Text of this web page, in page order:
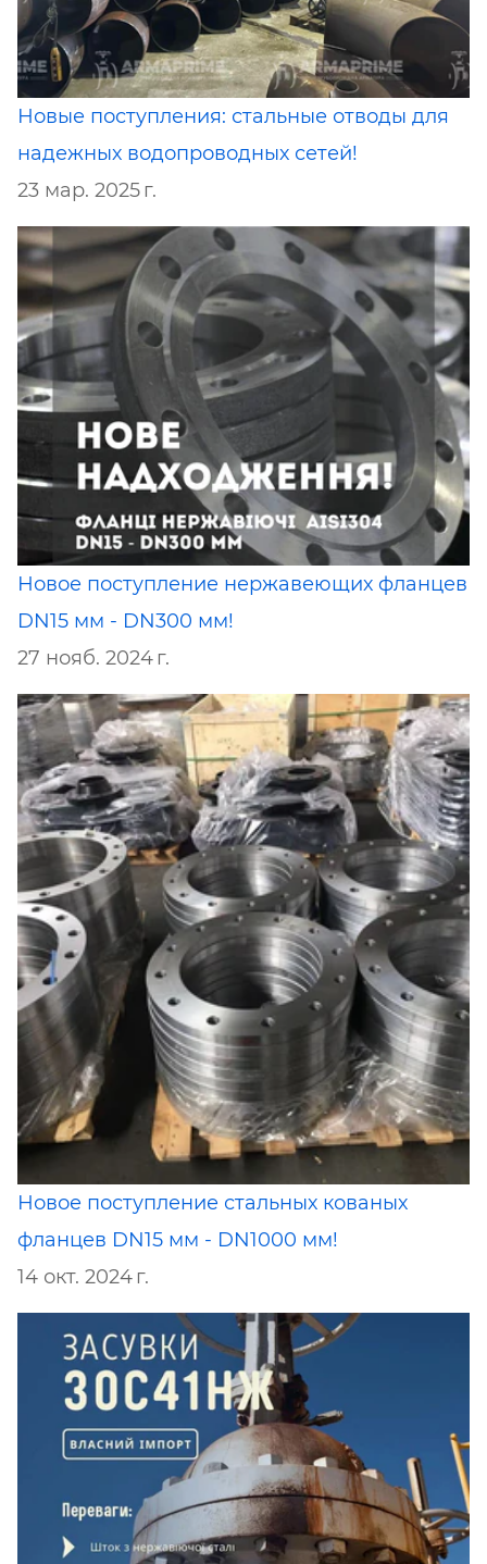
Новые поступления: стальные отводы для
надежных водопроводных сетей!
23 мар. 2025 г.
Новое поступление нержавеющих фланцев
DN15 мм - DN300 мм!
27 нояб. 2024 г.
Новое поступление стальных кованых
фланцев DN15 мм - DN1000 мм!
14 окт. 2024 г.